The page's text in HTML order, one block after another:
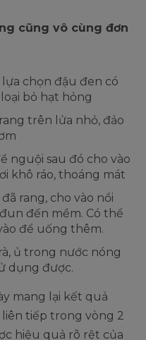
cũng vô cùng đơn
chọn đậu đen có
loại bỏ hạt hỏng
trên lửa nhỏ, đảo
nguội sau đó cho vào
khô ráo, thoáng mát
rang, cho vào nồi
đến mềm. Có thể
để uống thêm.
ủ trong nước nóng
dụng được.
mang lại kết quả
tiếp trong vòng 2
hiệu quả rõ rệt của